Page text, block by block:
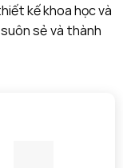
kế khoa học và
sẻ và thành